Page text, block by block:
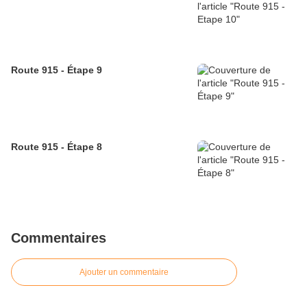
Route 915 - Étape 9
Route 915 - Étape 8
Commentaires
Ajouter un commentaire